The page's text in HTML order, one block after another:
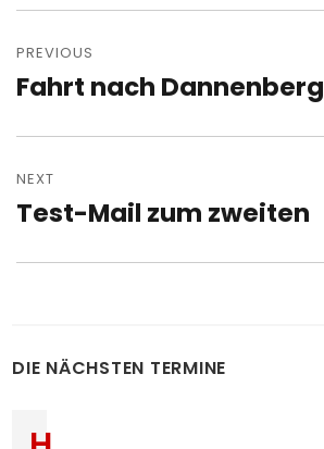
navigation
PREVIOUS
Previous
Fahrt nach Dannenberg
NEXT
Next
Test-Mail zum zweiten
DIE NÄCHSTEN TERMINE